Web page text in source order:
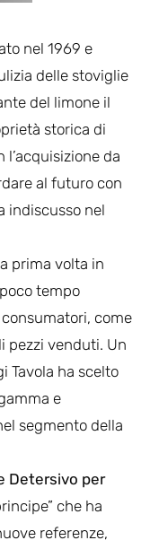
nel 1969 e
delle stoviglie
del limone il
storica di
l’acquisizione da
al futuro con
indiscusso nel
prima volta in
tempo
come
pezzi venduti. Un
Tavola ha scelto
e
segmento della
Detersivo per
che ha
referenze,